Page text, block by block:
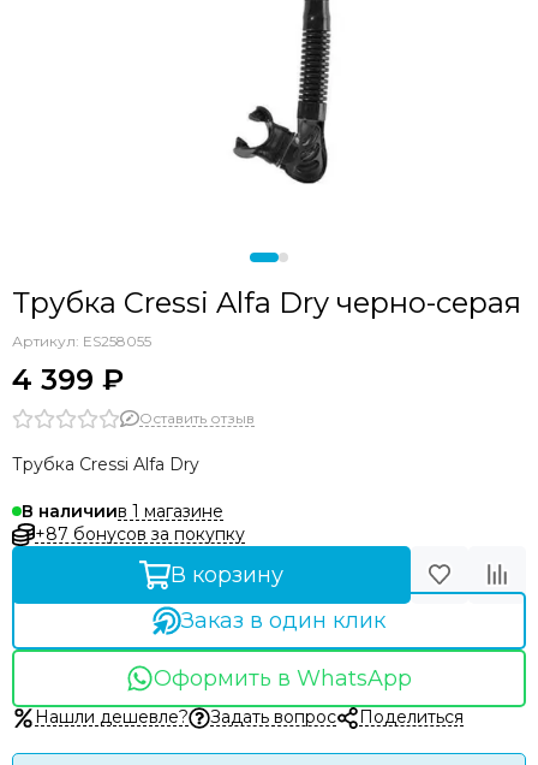
Трубка Cressi Alfa Dry черно-серая
Артикул: ES258055
4 399 ₽
Оставить отзыв
Трубка Cressi Alfa Dry
В наличиив 1 магазине
+87 бонусов за покупку
В корзину
Заказ в один клик
Оформить в WhatsApp
Нашли дешевле? Задать вопрос Поделиться